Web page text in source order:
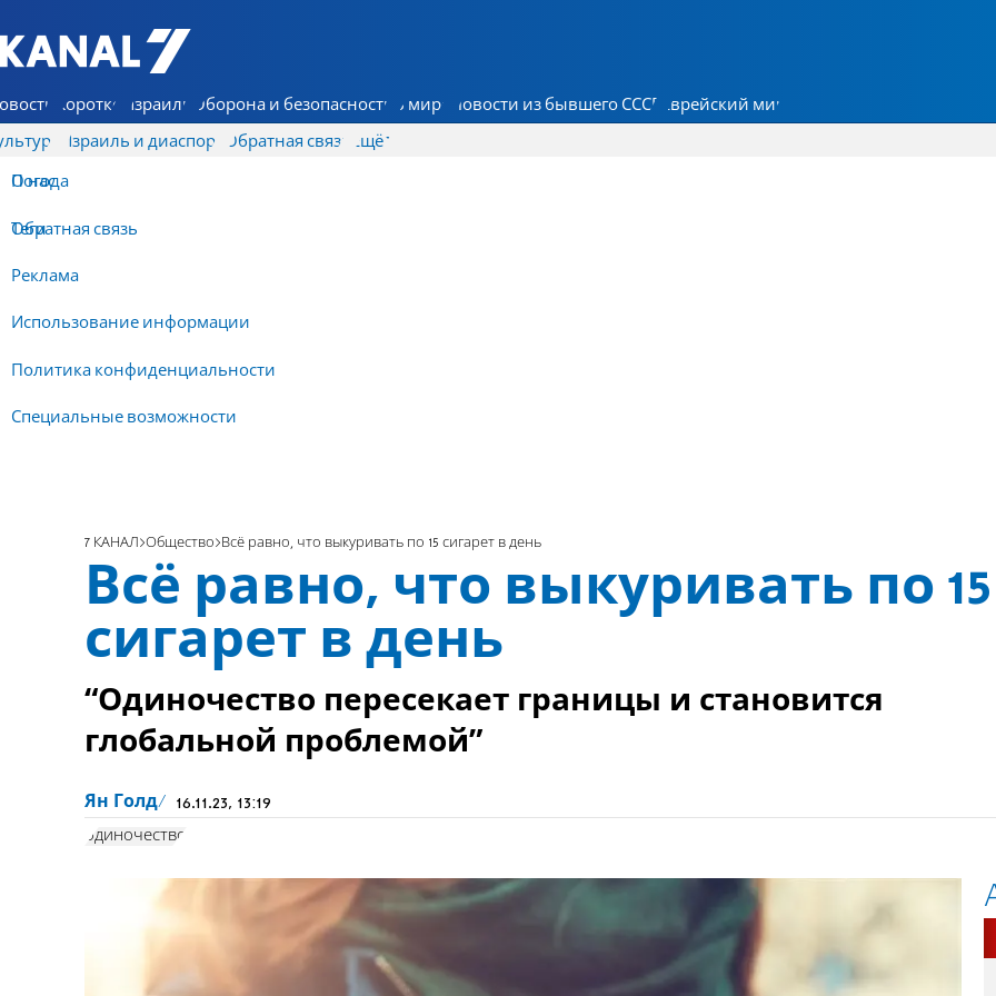
7 КАНАЛ - Аруц Шева
Коротко Израиль Оборона и безопасность В мире Новости из бывшего СССР Еврейский мир
Израиль и диаспора Обратная связь
О нас
Обратная связь
Реклама
Использование информации
Политика конфиденциальности
Специальные возможности
Ещё
Погода
Теги
7 КАНАЛ Общество Всё равно, что выкуривать по 15 сигарет в день
Всё равно, что выкуривать по 15
сигарет в день
“Одиночество пересекает границы и становится
глобальной проблемой”
Ян Голд 16.11.23, 13:19
одиночество